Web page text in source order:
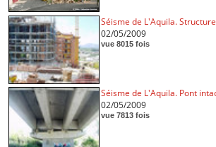
Séisme de L'Aquila.
02/05/2009
vue 8015 fois
Séisme de L'Aquila. Pont
02/05/2009
vue 7813 fois